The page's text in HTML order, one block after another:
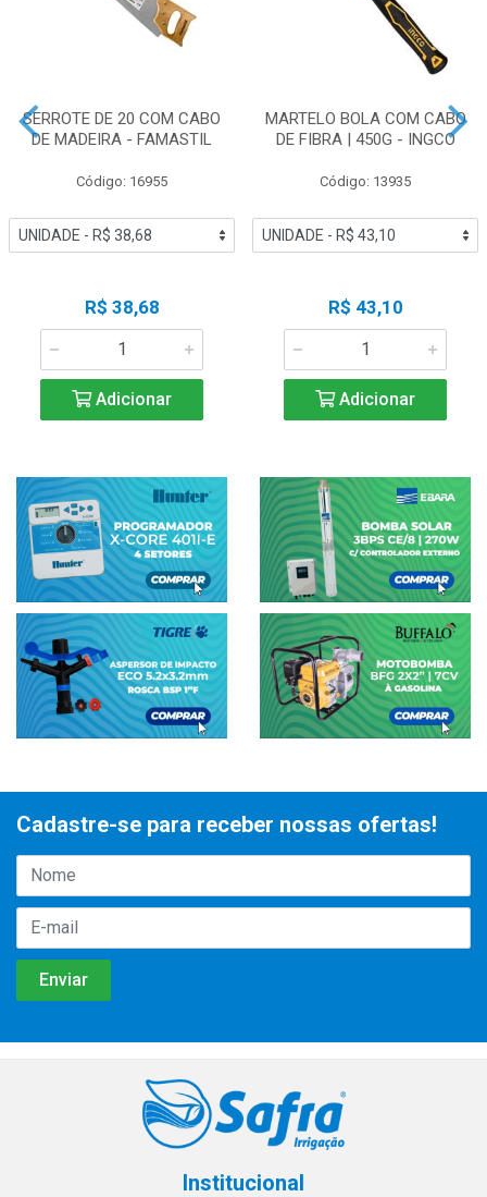
SERROTE DE 20 COM CABO
DE MADEIRA - FAMASTIL
Código: 16955
R$ 38,68
Adicionar
MARTELO BOLA COM CABO
DE FIBRA | 450G - INGCO
Código: 13935
R$ 43,10
Adicionar
Cadastre-se para receber nossas ofertas!
Institucional